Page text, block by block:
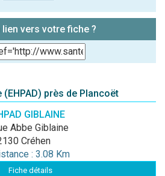
lien vers votre fiche ?
près de Plancoët
GIBLAINE
Abbe Giblaine
Créhen
: 3.08 Km
Fiche détails